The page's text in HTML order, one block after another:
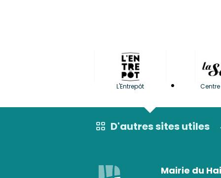
L'Entrepôt
D'autres sites utiles
Mairie du